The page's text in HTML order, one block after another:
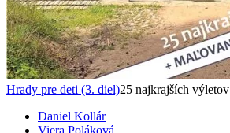
Hrady pre deti (3. diel)25 najkrajších výletov
Daniel Kollár
Viera Poláková